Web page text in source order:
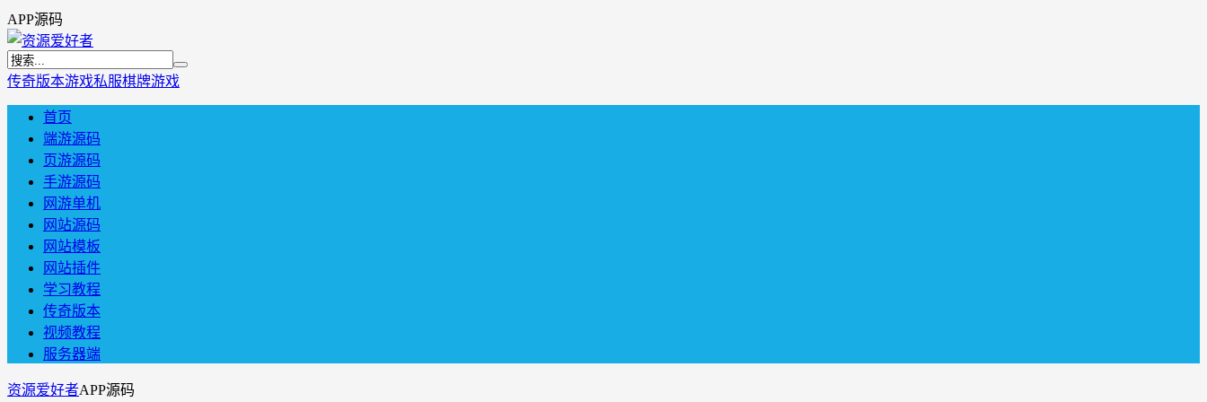
APP源码
传奇版本游戏私服棋牌游戏
首页
端游源码
页游源码
手游源码
网游单机
网站源码
网站模板
网站插件
学习教程
传奇版本
视频教程
服务器端
资源爱好者APP源码